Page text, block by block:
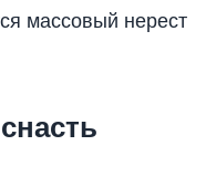
массовый нерест